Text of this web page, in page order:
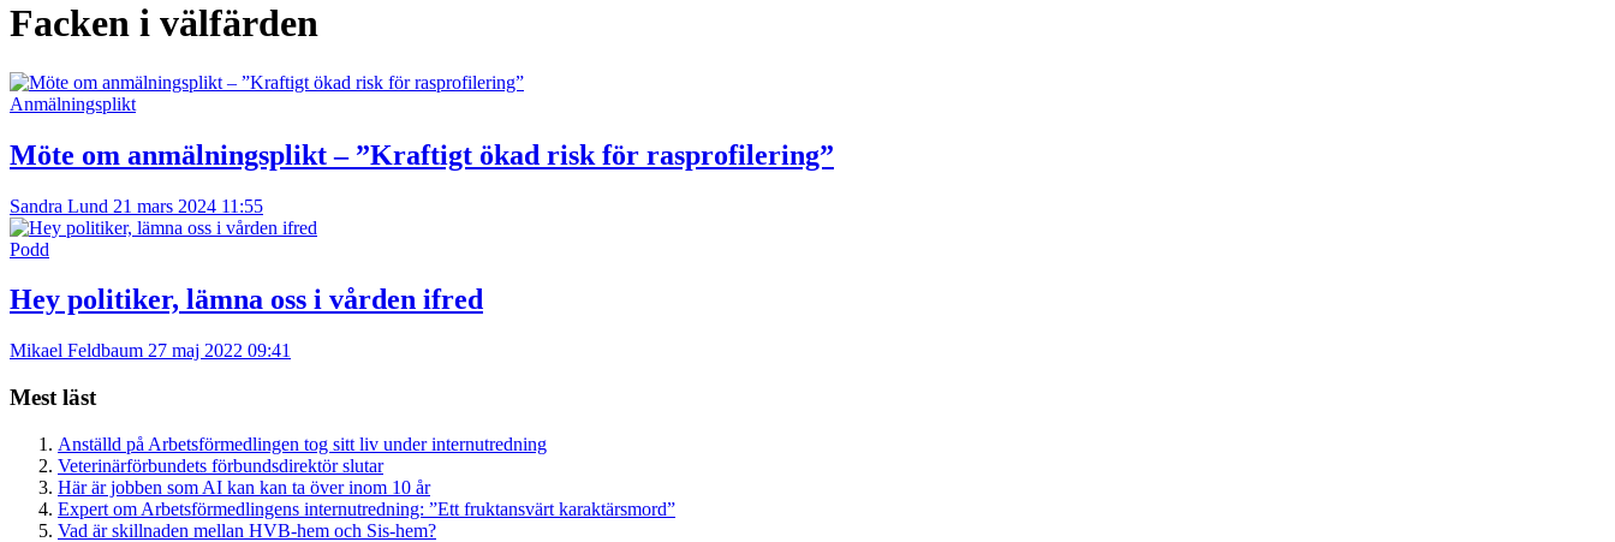
Facken i välfärden
Anmälningsplikt
Möte om anmälningsplikt – ”Kraftigt ökad risk för rasprofilering”
Sandra Lund 21 mars 2024 11:55
Podd
Hey politiker, lämna oss i vården ifred
Mikael Feldbaum 27 maj 2022 09:41
Mest läst
Anställd på Arbetsförmedlingen tog sitt liv under internutredning
Veterinärförbundets förbundsdirektör slutar
Här är jobben som AI kan kan ta över inom 10 år
Expert om Arbetsförmedlingens internutredning: ”Ett fruktansvärt karaktärsmord”
Vad är skillnaden mellan HVB-hem och Sis-hem?